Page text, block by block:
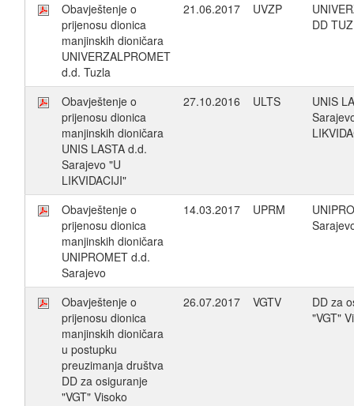
Obavještenje o
prijenosu dionica
manjinskih dioničara
UNIVERZALPROMET
d.d. Tuzla
21.06.2017 UVZP
DD
Obavještenje o
prijenosu dionica
manjinskih dioničara
UNIS LASTA d.d.
Sarajevo "U
LIKVIDACIJI"
27.10.2016 ULTS
UNIS
Obavještenje o
prijenosu dionica
manjinskih dioničara
UNIPROMET d.d.
Sarajevo
14.03.2017 UPRM
Obavještenje o
prijenosu dionica
manjinskih dioničara
u postupku
preuzimanja društva
DD za osiguranje
"VGT" Visoko
26.07.2017 VGTV
DD za
"VGT"